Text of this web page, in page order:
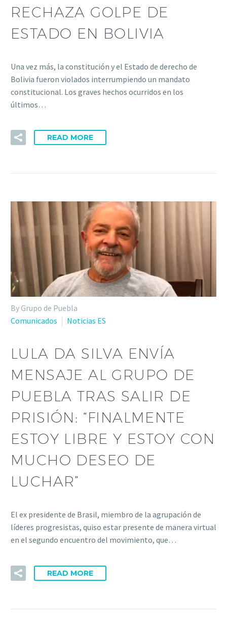
RECHAZA GOLPE DE
ESTADO EN BOLIVIA
Una vez más, la constitución y el Estado de derecho de
Bolivia fueron violados interrumpiendo un mandato
constitucional. Los graves hechos ocurridos en los
últimos…
READ MORE
By Grupo de Puebla
Comunicados
Noticias ES
LULA DA SILVA ENVÍA
MENSAJE AL GRUPO DE
PUEBLA TRAS SALIR DE
PRISIÓN: “FINALMENTE
ESTOY LIBRE Y ESTOY CON
MUCHO DESEO DE
LUCHAR”
El ex presidente de Brasil, miembro de la agrupación de
líderes progresistas, quiso estar presente de manera virtual
en el segundo encuentro del movimiento, que…
READ MORE